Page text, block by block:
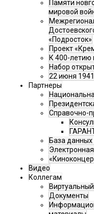
Памяти
мировой
«Подросток»
Проект
К 400-летию
Набор
22 июня
Партнеры
Справочно-
База данных
Видео
Коллегам
Документы